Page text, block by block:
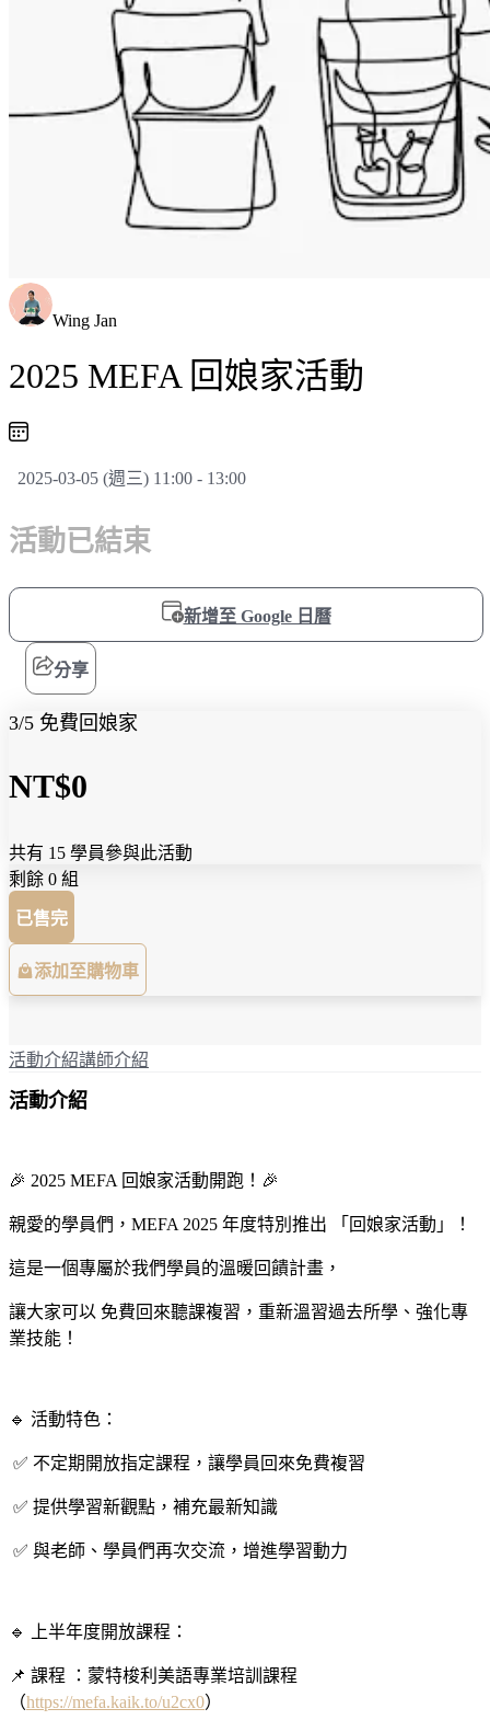
Wing Jan
2025 MEFA 回娘家活動
2025-03-05 (週三) 11:00 - 13:00
活動已結束
新增至 Google 日曆
分享
3/5 免費回娘家
NT$0
共有 15 學員參與此活動
剩餘 0 組
已售完
添加至購物車
活動介紹講師介紹
活動介紹
🎉 2025 MEFA 回娘家活動開跑！🎉
親愛的學員們，MEFA 2025 年度特別推出 「回娘家活動」！
這是一個專屬於我們學員的溫暖回饋計畫，
讓大家可以 免費回來聽課複習，重新溫習過去所學、強化專
業技能！
🔹 活動特色：
✅ 不定期開放指定課程，讓學員回來免費複習
✅ 提供學習新觀點，補充最新知識
✅ 與老師、學員們再次交流，增進學習動力
🔹 上半年度開放課程：
📌 課程 ：蒙特梭利美語專業培訓課程
（https://mefa.kaik.to/u2cx0）